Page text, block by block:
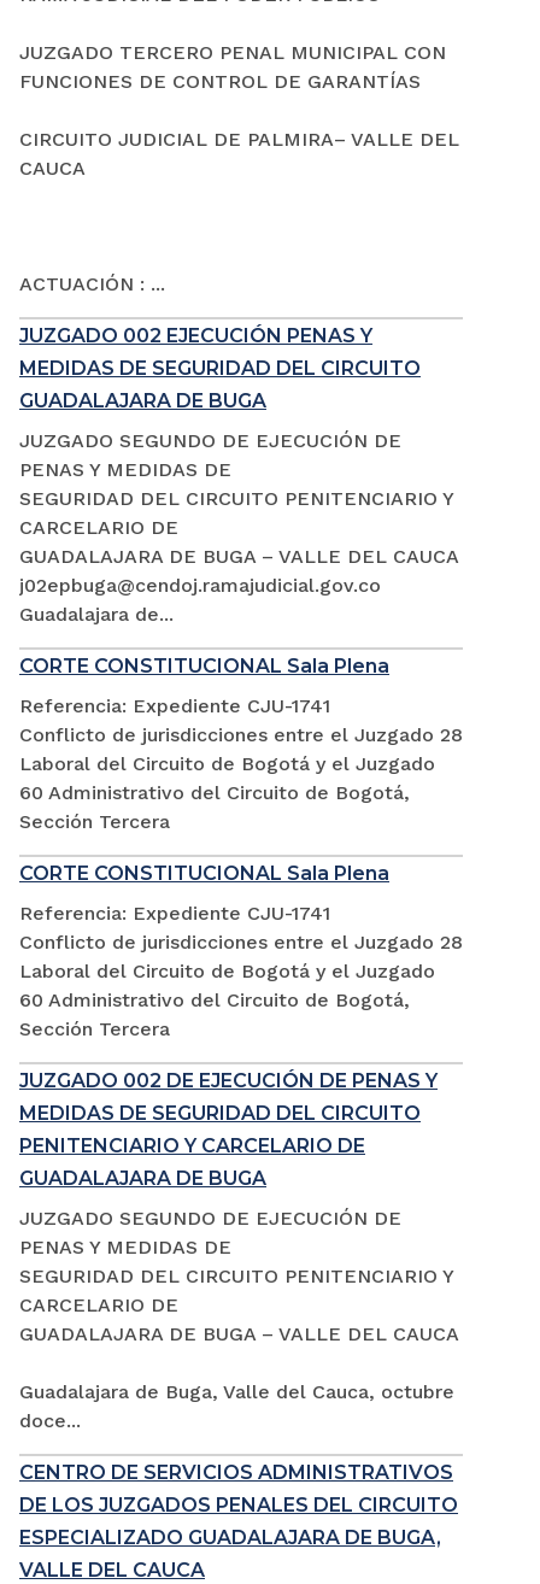
JUZGADO TERCERO PENAL MUNICIPAL CON
FUNCIONES DE CONTROL DE GARANTÍAS
CIRCUITO JUDICIAL DE PALMIRA– VALLE DEL
CAUCA
ACTUACIÓN : ...
JUZGADO 002 EJECUCIÓN PENAS Y
MEDIDAS DE SEGURIDAD DEL CIRCUITO
GUADALAJARA DE BUGA
JUZGADO SEGUNDO DE EJECUCIÓN DE
PENAS Y MEDIDAS DE
SEGURIDAD DEL CIRCUITO PENITENCIARIO Y
CARCELARIO DE
GUADALAJARA DE BUGA – VALLE DEL CAUCA
j02epbuga@cendoj.ramajudicial.gov.co
Guadalajara de...
CORTE CONSTITUCIONAL Sala Plena
Referencia: Expediente CJU-1741
Conflicto de jurisdicciones entre el Juzgado 28
Laboral del Circuito de Bogotá y el Juzgado
60 Administrativo del Circuito de Bogotá,
Sección Tercera
CORTE CONSTITUCIONAL Sala Plena
Referencia: Expediente CJU-1741
Conflicto de jurisdicciones entre el Juzgado 28
Laboral del Circuito de Bogotá y el Juzgado
60 Administrativo del Circuito de Bogotá,
Sección Tercera
JUZGADO 002 DE EJECUCIÓN DE PENAS Y
MEDIDAS DE SEGURIDAD DEL CIRCUITO
PENITENCIARIO Y CARCELARIO DE
GUADALAJARA DE BUGA
JUZGADO SEGUNDO DE EJECUCIÓN DE
PENAS Y MEDIDAS DE
SEGURIDAD DEL CIRCUITO PENITENCIARIO Y
CARCELARIO DE
GUADALAJARA DE BUGA – VALLE DEL CAUCA
Guadalajara de Buga, Valle del Cauca, octubre
doce...
CENTRO DE SERVICIOS ADMINISTRATIVOS
DE LOS JUZGADOS PENALES DEL CIRCUITO
ESPECIALIZADO GUADALAJARA DE BUGA,
VALLE DEL CAUCA